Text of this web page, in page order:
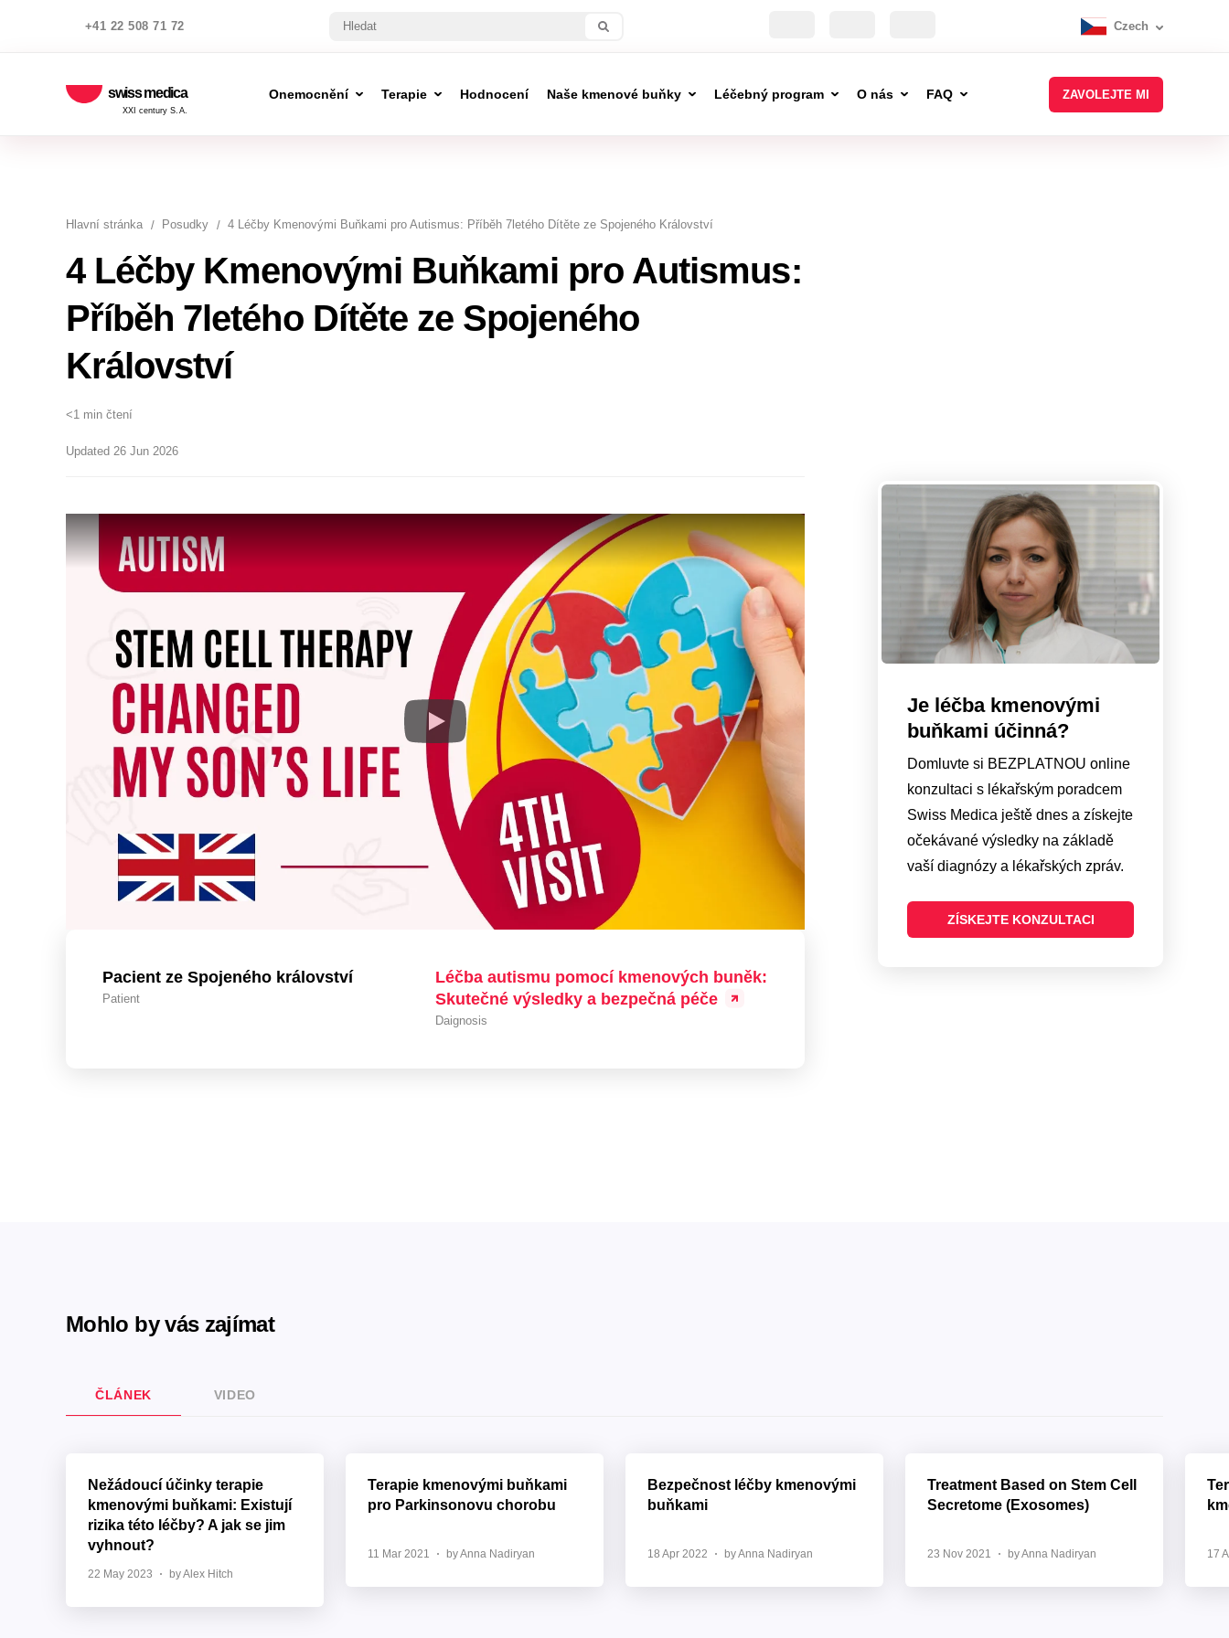
+41 22 508 71 72 Czech
swiss medica
XXI century S.A.
Onemocnění Terapie Hodnocení Naše kmenové buňky Léčebný program O nás FAQ ZAVOLEJTE MI
Hlavní stránka Posudky 4 Léčby Kmenovými Buňkami pro Autismus: Příběh 7letého Dítěte ze Spojeného Království
4 Léčby Kmenovými Buňkami pro Autismus:
Příběh 7letého Dítěte ze Spojeného
Království
<1 min čtení
Updated 26 Jun 2026
Pacient ze Spojeného království
Patient
Léčba autismu pomocí kmenových buněk:
Skutečné výsledky a bezpečná péče
Daignosis
Je léčba kmenovými
buňkami účinná?
Domluvte si BEZPLATNOU online
konzultaci s lékařským poradcem
Swiss Medica ještě dnes a získejte
očekávané výsledky na základě
vaší diagnózy a lékařských zpráv.
ZÍSKEJTE KONZULTACI
Mohlo by vás zajímat
ČLÁNEK VIDEO
Nežádoucí účinky terapie
kmenovými buňkami: Existují
rizika této léčby? A jak se jim
vyhnout?
22 May 2023 by Alex Hitch
Terapie kmenovými buňkami
pro Parkinsonovu chorobu
11 Mar 2021 by Anna Nadiryan
Bezpečnost léčby kmenovými
buňkami
18 Apr 2022 by Anna Nadiryan
Treatment Based on Stem Cell
Secretome (Exosomes)
23 Nov 2021 by Anna Nadiryan 17